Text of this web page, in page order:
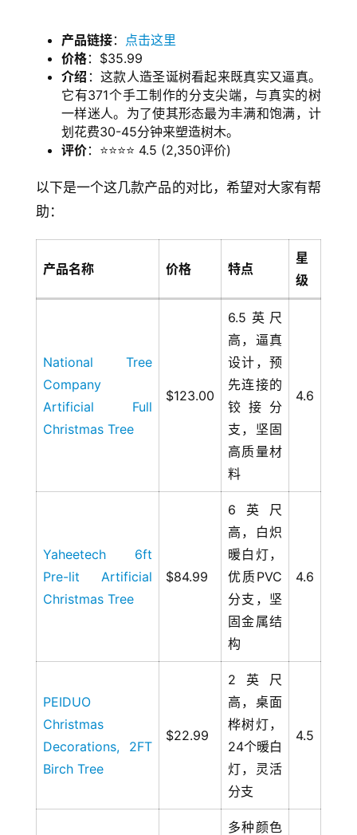
产品链接： 点击这里
价格：$35.99
介绍 ：这款人造圣诞树看起来既真实又逼真。
它有371个手工制作的分支尖端，与真实的树
一样迷人。为了使其形态最为丰满和饱满，计
划花费30-45分钟来塑造树木。
评价：⭐⭐⭐⭐ 4.5 (2,350评价)
以下是一个这几款产品的对比，希望对大家有帮
助：
产品名称 价格 特点
星
级
National Tree
Company
Artificial Full
Christmas Tree
$123.00
6.5英尺
高，逼真
设计，预
先连接的
铰接分
支，坚固
高质量材
料
4.6
Yaheetech 6ft
Pre-lit Artificial
Christmas Tree
$84.99
6英尺
高，白炽
暖白灯，
优质PVC
分支，坚
固金属结
构
4.6
PEIDUO
Christmas
Decorations, 2FT
Birch Tree
$22.99
2英尺
高，桌面
桦树灯，
24个暖白
灯，灵活
分支
4.5
多种颜色